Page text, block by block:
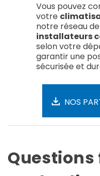
Vous pouvez
votre
notre réseau de
installateurs
selon votre
garantir une
sécurisée et
NOS